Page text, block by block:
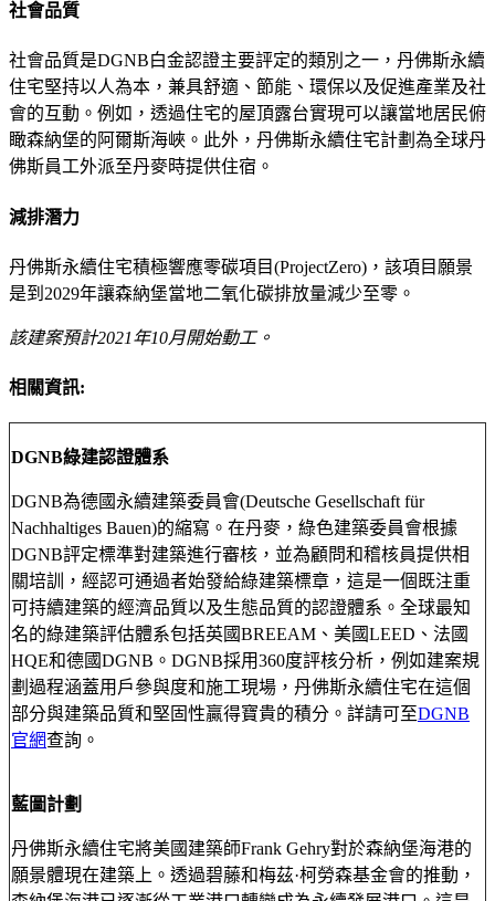
社會品質
社會品質是DGNB白金認證主要評定的類別之一，丹佛斯永續
住宅堅持以人為本，兼具舒適、節能、環保以及促進產業及社
會的互動。例如，透過住宅的屋頂露台實現可以讓當地居民俯
瞰森納堡的阿爾斯海峽。此外，丹佛斯永續住宅計劃為全球丹
佛斯員工外派至丹麥時提供住宿。
減排潛力
丹佛斯永續住宅積極響應零碳項目(ProjectZero)，該項目願景
是到2029年讓森納堡當地二氧化碳排放量減少至零。
該建案預計2021年10月開始動工。
相關資訊:
DGNB綠建認證體系
DGNB為德國永續建築委員會(Deutsche Gesellschaft für
Nachhaltiges Bauen)的縮寫。在丹麥，綠色建築委員會根據
DGNB評定標準對建築進行審核，並為顧問和稽核員提供相
關培訓，經認可通過者始發給綠建築標章，這是一個既注重
可持續建築的經濟品質以及生態品質的認證體系。全球最知
名的綠建築評估體系包括英國BREEAM、美國LEED、法國
HQE和德國DGNB。DGNB採用360度評核分析，例如建案規
劃過程涵蓋用戶參與度和施工現場，丹佛斯永續住宅在這個
部分與建築品質和堅固性贏得寶貴的積分。詳請可至DGNB
官網查詢。
藍圖計劃
丹佛斯永續住宅將美國建築師Frank Gehry對於森納堡海港的
願景體現在建築上。透過碧藤和梅茲·柯勞森基金會的推動，